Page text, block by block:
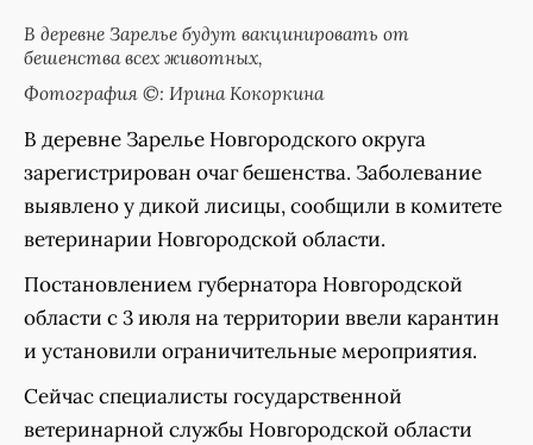
В деревне Зарелье будут вакцинировать от
бешенства всех животных,
Фотография ©: Ирина Кокоркина
В деревне Зарелье Новгородского округа
зарегистрирован очаг бешенства. Заболевание
выявлено у дикой лисицы, сообщили в комитете
ветеринарии Новгородской области.
Постановлением губернатора Новгородской
области с 3 июля на территории ввели карантин
и установили ограничительные мероприятия.
Сейчас специалисты государственной
ветеринарной службы Новгородской области